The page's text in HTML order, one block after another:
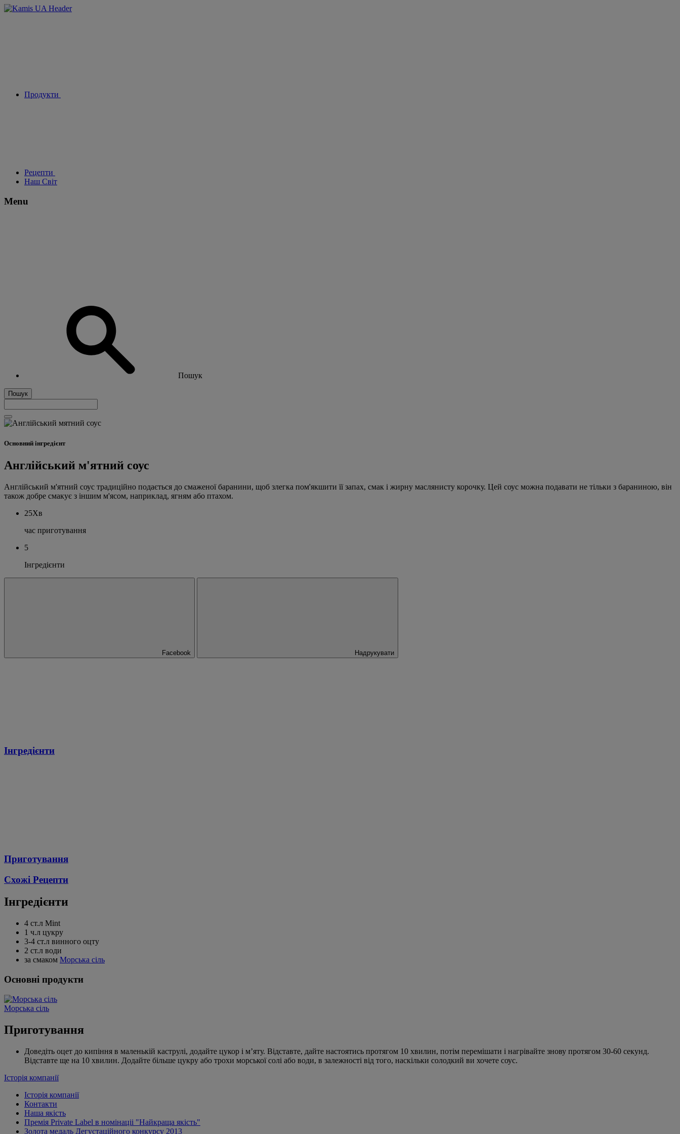
Продукти
Рецепти
Наш Світ
Menu
Пошук
Пошук
Основний інгредієнт
Англійський м'ятний соус
Англійський м'ятний соус традиційно подається до смаженої баранини, щоб злегка пом'якшити її запах, смак і жирну маслянисту корочку. Цей соус можна подавати не тільки з бараниною, він
також добре смакує з іншим м'ясом, наприклад, ягням або птахом.
25Хв
час приготування
5
Інгредієнти
Facebook Надрукувати
Інгредієнти
Приготування
Схожі Рецепти
Інгредієнти
4 ст.л Mint
1 ч.л цукру
3-4 ст.л винного оцту
2 ст.л води
за смаком Морська сіль
Основні продукти
Морська сіль
Приготування
Доведіть оцет до кипіння в маленькій каструлі, додайте цукор і м’яту. Відставте, дайте настоятись протягом 10 хвилин, потім перемішати і нагрівайте знову протягом 30-60 секунд.
Відставте ще на 10 хвилин. Додайте більше цукру або трохи морської солі або води, в залежності від того, наскільки солодкий ви хочете соус.
Історія компанії
Історія компанії
Контакти
Наша якість
Премія Private Label в номінаціі "Найкраща якість"
Золота медаль Дегустаційного конкурсу 2013